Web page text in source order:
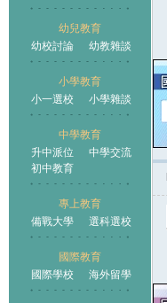
幼兒教育
幼校討論
幼教雜談
小學教育
小一選校
小學雜談
中學教育
升中派位
中學交流
初中教育
專上教育
備戰大學
選科選校
國際教育
國際學校
海外留學